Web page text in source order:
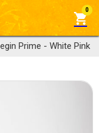
0
Prime - White Pink